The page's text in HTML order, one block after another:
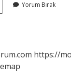
Yorum Bırak
https://